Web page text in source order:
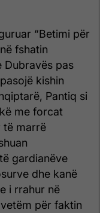
“Betimi për
fshatin
Dubravës pas
kishin
Pantiq si
me forcat
të marrë
gardianëve
dhe kanë
i rrahur në
për faktin